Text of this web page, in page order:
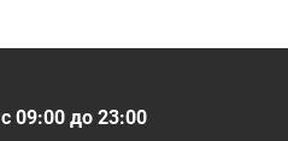
09:00 до 23:00